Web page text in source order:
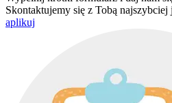
Skontaktujemy się z Tobą
aplikuj